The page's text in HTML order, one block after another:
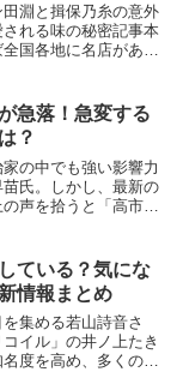
淵と揖保乃糸の意外
れる味の秘密記事本
国各地に名店があり
とながら、その背後
急落！急変する
？
の中でも強い影響力
氏。しかし、最新の
声を拾うと「高市早
で下がっているので
ている？気にな
情報まとめ
集める若山詩音さ
イル」の井ノ上たき
度を高め、多くのフ